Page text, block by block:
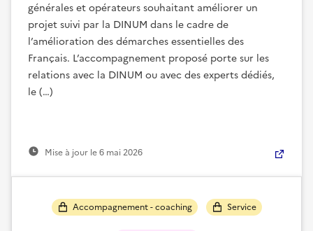
générales et opérateurs souhaitant améliorer un
projet suivi par la DINUM dans le cadre de
l’amélioration des démarches essentielles des
Français. L’accompagnement proposé porte sur les
relations avec la DINUM ou avec des experts dédiés,
le (…)
Mise à jour le6 mai 2026
Accompagnement - coaching Service